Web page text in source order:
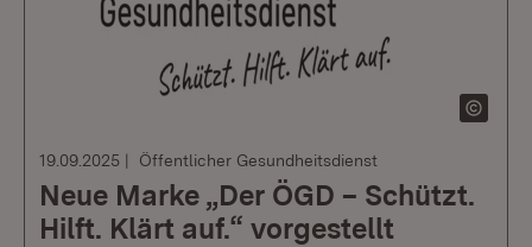
19.09.2025 Öffentlicher Gesundheitsdienst
Neue Marke „Der ÖGD – Schützt.
Hilft. Klärt auf.“ vorgestellt